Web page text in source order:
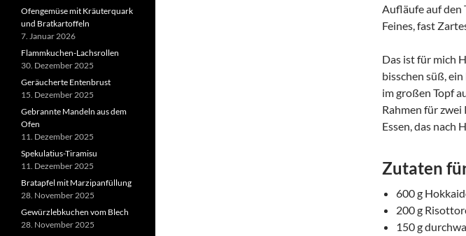
Aufläufe auf den
Feines, fast
Das ist für mich
bisschen süß,
im großen Topf
Rahmen für
Essen, das nach
Zutaten
600 g
200 g
150 g
Ofengemüse mit Kräuterquark
und Bratkartoffeln
7. Januar 2026
Flammkuchen-Lachsrollen
30. Dezember 2025
Geräucherte Entenbrust
15. Dezember 2025
Gebrannte Mandeln aus dem
Ofen
11. Dezember 2025
Spekulatius-Tiramisu
11. Dezember 2025
Bratapfel mit Marzipanfüllung
28. November 2025
Gewürzlebkuchen vom Blech
28. November 2025